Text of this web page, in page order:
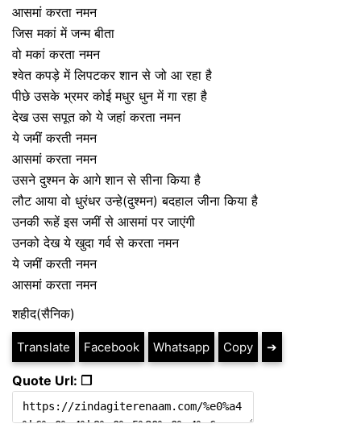
आसमां करता नमन
जिस मकां में जन्म बीता
वो मकां करता नमन
श्वेत कपड़े में लिपटकर शान से जो आ रहा है
पीछे उसके भ्रमर कोई मधुर धुन में गा रहा है
देख उस सपूत को ये जहां करता नमन
ये जमीं करती नमन
आसमां करता नमन
उसने दुश्मन के आगे शान से सीना किया है
लौट आया वो धुरंधर उन्हे(दुश्मन) बदहाल जीना किया है
उनकी रूहें इस जमीं से आसमां पर जाएंगी
उनको देख ये खुदा गर्व से करता नमन
ये जमीं करती नमन
आसमां करता नमन
शहीद(सैनिक)
Translate Facebook Whatsapp Copy ➔
Quote Url: ❐